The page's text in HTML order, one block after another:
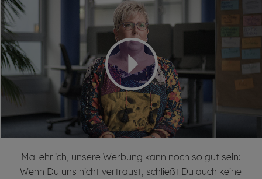
Mal ehrlich, unsere Werbung kann noch so gut sein:
Wenn Du uns nicht vertraust, schließt Du auch keine